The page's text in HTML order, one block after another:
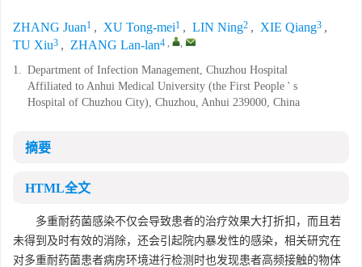
ZHANG Juan1 , XU Tong-mei1 , LIN Ning2 , XIE Qiang3 ,
TU Xiu3 , ZHANG Lan-lan4 , ,
1. Department of Infection Management, Chuzhou Hospital
Affiliated to Anhui Medical University (the First People ' s
Hospital of Chuzhou City), Chuzhou, Anhui 239000, China
摘要
HTML全文
多重耐药菌感染不仅会导致患者的治疗效果大打折扣，而且若
未得到及时有效的消除，还会引起院内暴发性的感染，相关研究在
对多重耐药菌患者病房环境进行检测时也发现患者高频接触的物体